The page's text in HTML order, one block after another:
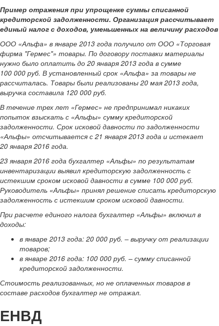
Пример отражения при упрощенке суммы списанной
кредиторской задолженности. Организация рассчитывает
единый налог с доходов, уменьшенных на величину расходов
ООО «Альфа» в январе 2013 года получило от ООО «Торговая
фирма "Гермес"» товары. По договору поставки материалы
нужно было оплатить до 20 января 2013 года в сумме
100 000 руб. В установленный срок «Альфа» за товары не
рассчиталась. Товары были реализованы 20 мая 2013 года,
выручка составила 120 000 руб.
В течение трех лет «Гермес» не предпринимал никаких
попыток взыскать с «Альфы» сумму кредиторской
задолженности. Срок исковой давности по задолженности
«Альфы» отсчитывается с 21 января 2013 года и истекает
20 января 2016 года.
23 января 2016 года бухгалтер «Альфы» по результатам
инвентаризации выявил кредиторскую задолженность с
истекшим сроком исковой давности в сумме 100 000 руб.
Руководитель «Альфы» принял решение списать кредиторскую
задолженность с истекшим сроком исковой давности.
При расчете единого налога бухгалтер «Альфы» включил в
доходы:
в январе 2013 года: 20 000 руб. – выручку от реализации
товаров;
в январе 2016 года: 100 000 руб. – сумму списанной
кредиторской задолженности.
Стоимость реализованных, но не оплаченных товаров в
составе расходов бухгалтер не отражал.
ЕНВД